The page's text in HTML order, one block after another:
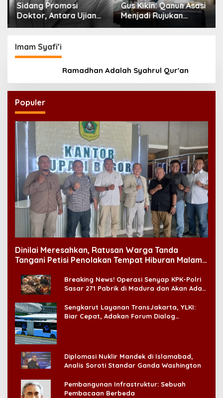
Sidang Promosi
Doktor, Antara Ujian
Ilmiah dan Pesta
Gus Kikin: Qanun Asasi
Menjadi Rujukan
Tertinggi NU,
Imam Syafi’i
Ramadhan Adalah Syahrul Qur'an
Populer
Dinilai Meresahkan, Ratusan Warga Tanda
Tangani Petisi Penolakan Tempat Hiburan Malam
Breaking News! Operasi Senyap KPK-Polri
Sasar 271 Pabrik di Madura dan Akan Ada
Sengkarut Layanan TransJakarta, YLKI:
Biar Cepat, Adakan Forum Dialog
Diplomasi Nuklir Mandek di Islamabad,
Analis Soroti Standar Ganda Washington
Pembangunan Infrastruktur: Sebuah
Pembacaan Berbeda